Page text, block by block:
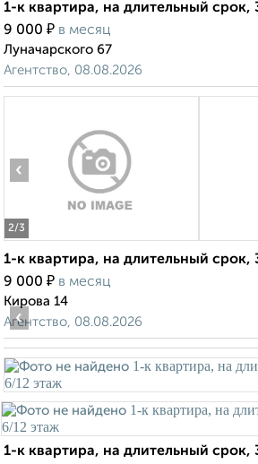
1-к квартира, на длительный срок,
9 000 ₽ в месяц
Луначарского 67
Агентство, 08.08.2026
2/3
‹
1-к квартира, на длительный срок,
9 000 ₽ в месяц
Кирова 14
Агентство, 08.08.2026
‹
1-к квартира, на длительный срок,